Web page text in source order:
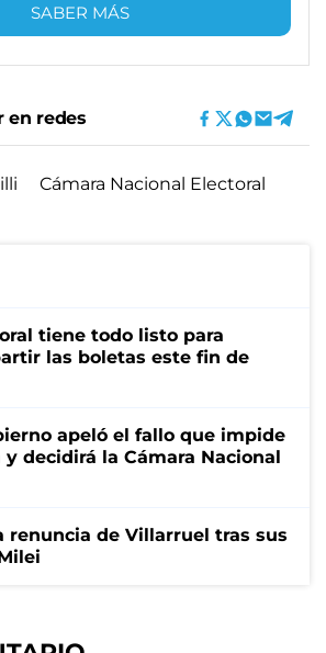
SABER MÁS
en redes
Cámara Nacional Electoral
tiene todo listo para
las boletas este fin de
apeló el fallo que impide
decidirá la Cámara Nacional
renuncia de Villarruel tras sus